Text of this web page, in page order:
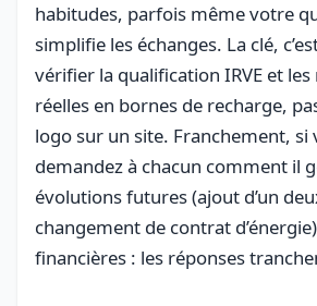
habitudes, parfois même votre
simplifie les échanges. La clé,
vérifier la qualification IRVE et
réelles en bornes de recharge,
logo sur un site. Franchement, si
demandez à chacun comment il
évolutions futures (ajout d’un
changement de contrat
financières : les réponses